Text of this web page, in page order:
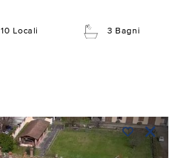
10 Locali 3 Bagni